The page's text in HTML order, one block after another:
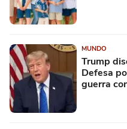
MUNDO
Trump
Defesa
guerra